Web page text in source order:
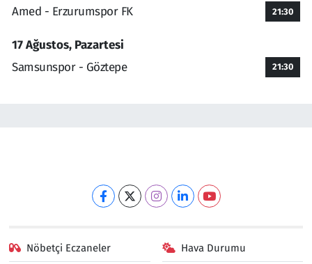
Amed - Erzurumspor FK 21:30
17 Ağustos, Pazartesi
Samsunspor - Göztepe
21:30
Nöbetçi Eczaneler Hava Durumu